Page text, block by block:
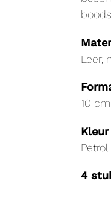
Leer,
10
Kleur
Petrol
4